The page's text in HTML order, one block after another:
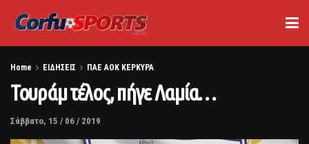
Home ΕΙΔΗΣΕΙΣ ΠΑΕ ΑΟΚ ΚΕΡΚΥΡΑ
Τουράμ τέλος, πήγε Λαμία…
Σάββατο, 15 / 06 / 2019